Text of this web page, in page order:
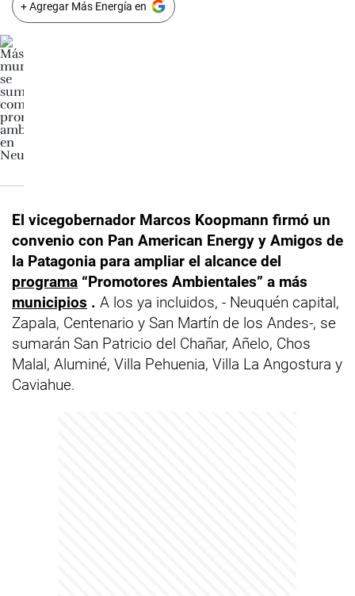
+ Agregar Más Energía en
El vicegobernador Marcos Koopmann firmó un
convenio con Pan American Energy y Amigos de
la Patagonia para ampliar el alcance del
programa “Promotores Ambientales” a más
municipios . A los ya incluidos, - Neuquén capital,
Zapala, Centenario y San Martín de los Andes-, se
sumarán San Patricio del Chañar, Añelo, Chos
Malal, Aluminé, Villa Pehuenia, Villa La Angostura y
Caviahue.